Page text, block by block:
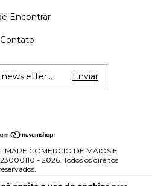
Encontrar
Contato
COMERCIO DE MAIOS E
- 2026. Todos os direitos